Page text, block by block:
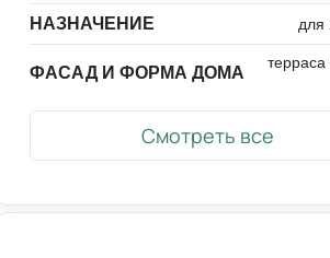
НАЗНАЧЕНИЕ для
ФАСАД И ФОРМА ДОМА
Смотреть все